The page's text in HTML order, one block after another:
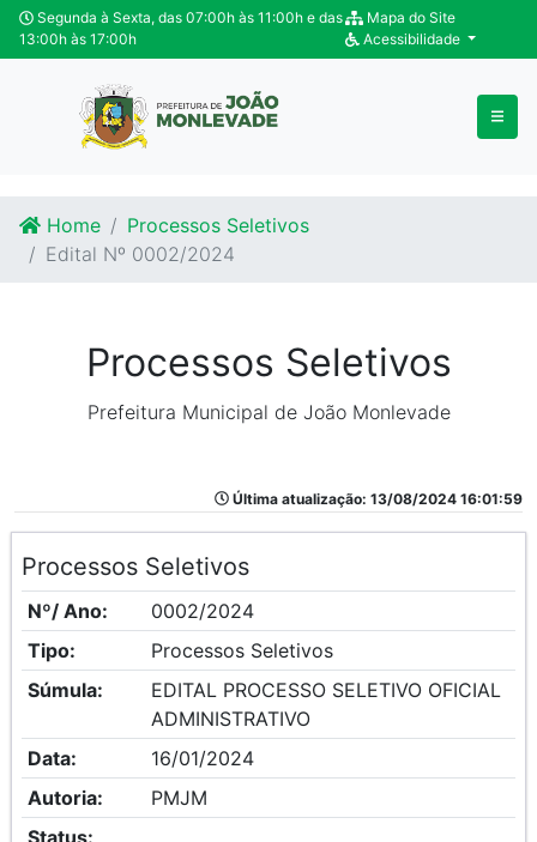
Ir para o conteúdo
Ir para o fim do conteúdo
Segunda à Sexta, das 07:00h às 11:00h e das
13:00h às 17:00h
Mapa do Site
Acessibilidade
Home
Processos Seletivos
Edital Nº 0002/2024
Processos Seletivos
Prefeitura Municipal de João Monlevade
Última atualização: 13/08/2024 16:01:59
Processos Seletivos
Nº/ Ano:
0002/2024
Tipo:
Processos Seletivos
Súmula:
EDITAL PROCESSO SELETIVO OFICIAL
ADMINISTRATIVO
Data:
16/01/2024
Autoria:
PMJM
Status: